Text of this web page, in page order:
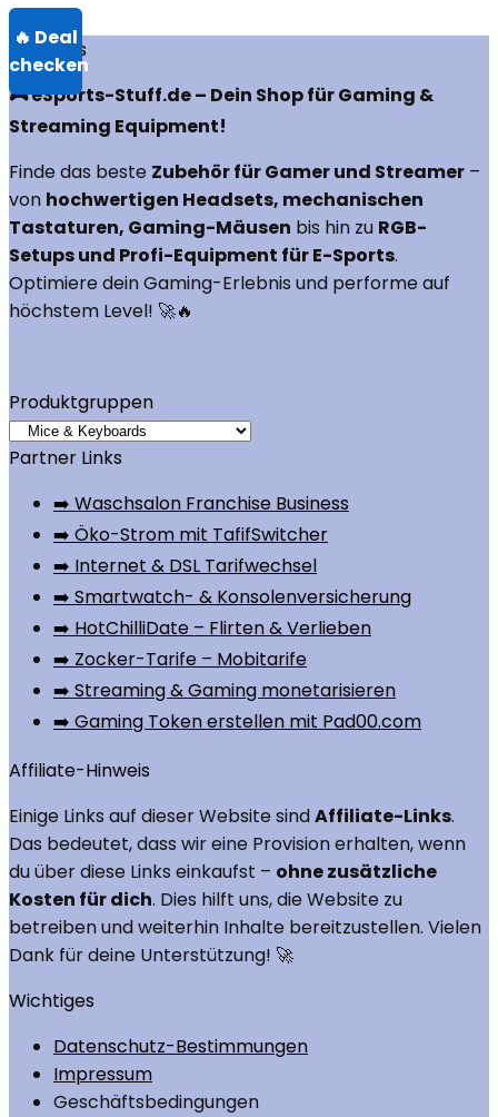
Über uns
🎮 eSports-Stuff.de – Dein Shop für Gaming &
Streaming Equipment!
Finde das beste Zubehör für Gamer und Streamer –
von hochwertigen Headsets, mechanischen
Tastaturen, Gaming-Mäusen bis hin zu RGB-
Setups und Profi-Equipment für E-Sports.
Optimiere dein Gaming-Erlebnis und performe auf
höchstem Level! 🚀🔥
Produktgruppen
Partner Links
➡️ Waschsalon Franchise Business
➡️ Öko-Strom mit TafifSwitcher
➡️ Internet & DSL Tarifwechsel
➡️ Smartwatch- & Konsolenversicherung
➡️ HotChilliDate – Flirten & Verlieben
➡️ Zocker-Tarife – Mobitarife
➡️ Streaming & Gaming monetarisieren
➡️ Gaming Token erstellen mit Pad00.com
Affiliate-Hinweis
Einige Links auf dieser Website sindAffiliate-Links.
Das bedeutet, dass wir eine Provision erhalten, wenn
du über diese Links einkaufst – ohne zusätzliche
Kosten für dich. Dies hilft uns, die Website zu
betreiben und weiterhin Inhalte bereitzustellen. Vielen
Dank für deine Unterstützung! 🚀
Wichtiges
Datenschutz-Bestimmungen
Impressum
Geschäftsbedingungen